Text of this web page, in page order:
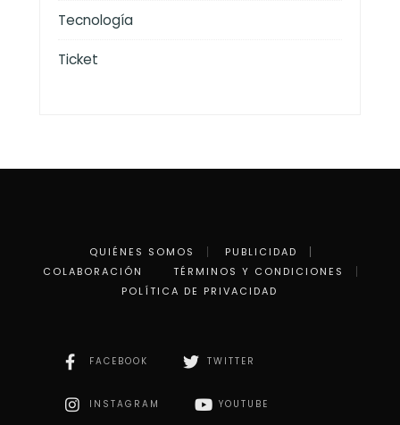
Tecnología
Ticket
QUIÉNES SOMOS
PUBLICIDAD
COLABORACIÓN
TÉRMINOS Y CONDICIONES
POLÍTICA DE PRIVACIDAD
FACEBOOK TWITTER
INSTAGRAM YOUTUBE